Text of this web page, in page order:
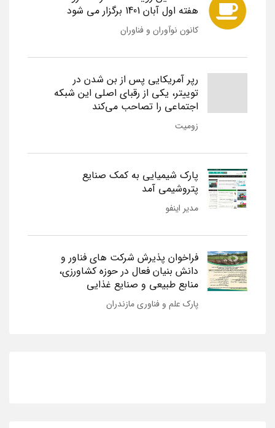
هفته اول آبان 1401 برگزار می شود
کانون نوآوران و فناوران
رپر آمریکایی پس از بن شدن در
توییتر، یکی از رقبای اصلی این شبکه
اجتماعی را تصاحب می‌کند
زومیت
پارک شیمیایی به کمک صنایع
پتروشیمی آمد
مدیر اینفو
فراخوان پذیرش شرکت های فناور و
دانش بنیان فعال در حوزه کشاورزی،
منابع طبیعی و صنایع غذایی
پارک علم و فناوری مازندران